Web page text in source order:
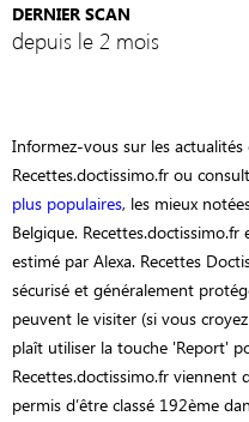
DERNIER SCAN
depuis le 2 mois
Informez-vous sur les
Recettes.doctissimo.fr ou
plus populaires, les mieux
Belgique.
estimé par Alexa. Recettes
sécurisé et généralement
peuvent le visiter (si vous
plaît utiliser la touche 'Report'
Recettes.doctissimo.fr viennent
permis d’être classé 192ème